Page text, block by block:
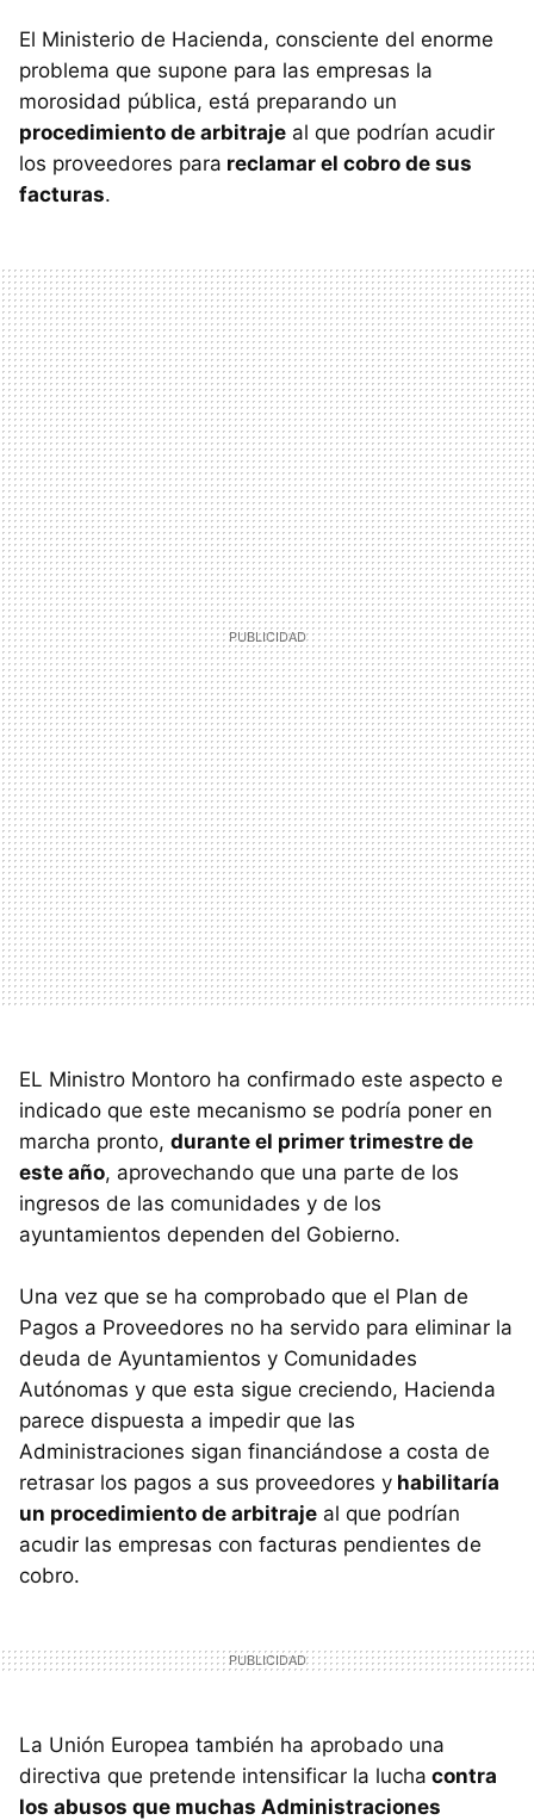
El Ministerio de Hacienda, consciente del enorme
problema que supone para las empresas la
morosidad pública, está preparando un
procedimiento de arbitraje al que podrían acudir
los proveedores para reclamar el cobro de sus
facturas.
EL Ministro Montoro ha confirmado este aspecto e
indicado que este mecanismo se podría poner en
marcha pronto, durante el primer trimestre de
este año, aprovechando que una parte de los
ingresos de las comunidades y de los
ayuntamientos dependen del Gobierno.
Una vez que se ha comprobado que el Plan de
Pagos a Proveedores no ha servido para eliminar la
deuda de Ayuntamientos y Comunidades
Autónomas y que esta sigue creciendo, Hacienda
parece dispuesta a impedir que las
Administraciones sigan financiándose a costa de
retrasar los pagos a sus proveedores y habilitaría
un procedimiento de arbitraje al que podrían
acudir las empresas con facturas pendientes de
cobro.
La Unión Europea también ha aprobado una
directiva que pretende intensificar la lucha contra
los abusos que muchas Administraciones